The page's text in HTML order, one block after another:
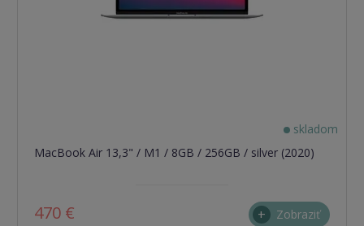
skladom
MacBook Air 13,3" / M1 / 8GB / 256GB / silver (2020)
470 € Zobraziť